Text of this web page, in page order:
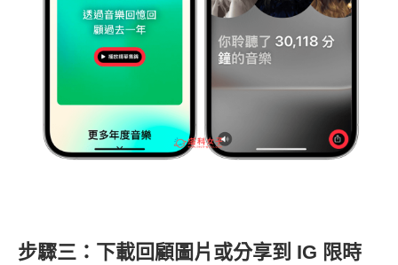
步驟三：下載回顧圖片或分享到 IG 限時